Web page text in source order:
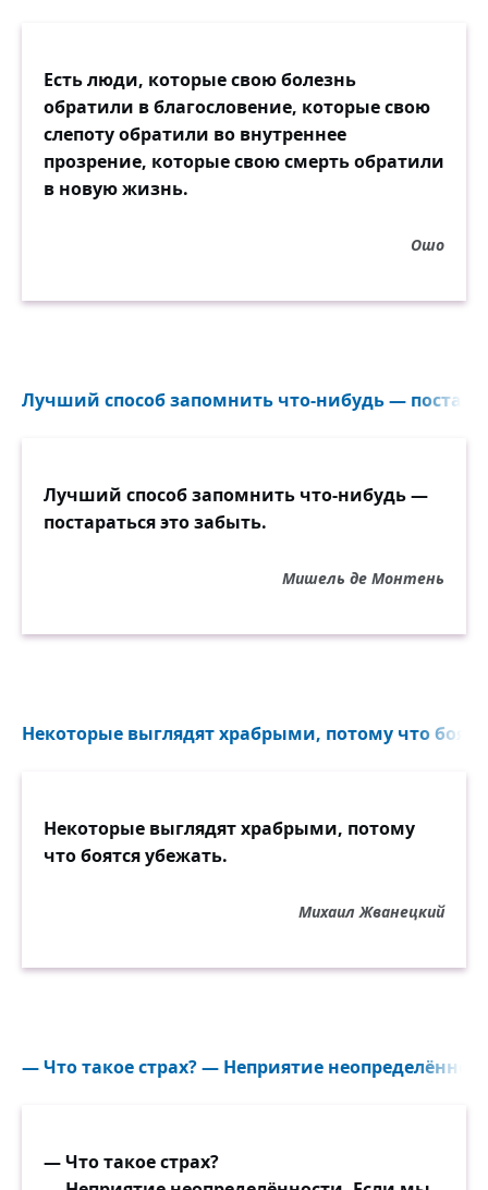
Есть люди, которые свою болезнь
обратили в благословение, которые свою
слепоту обратили во внутреннее
прозрение, которые свою смерть обратили
в новую жизнь.
Ошо
Лучший способ запомнить что-нибудь —
Лучший способ запомнить что-нибудь —
постараться это забыть.
Мишель де Монтень
Некоторые выглядят храбрыми, потому что
Некоторые выглядят храбрыми, потому
что боятся убежать.
Михаил Жванецкий
— Что такое страх? — Неприятие
— Что такое страх?